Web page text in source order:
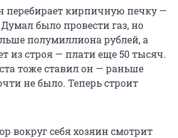
перебирает кирпичную печку —
было провести газ, но
полумиллиона рублей, а
из строя — плати еще 50 тысяч.
тоже ставил он — раньше
не было. Теперь строит
вокруг себя хозяин смотрит